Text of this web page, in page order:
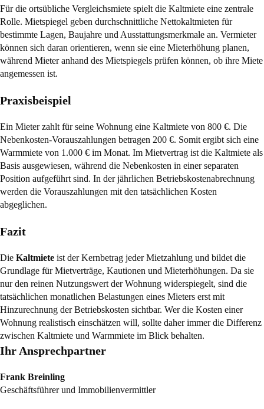
Für die ortsübliche Vergleichsmiete spielt die Kaltmiete eine zentrale
Rolle. Mietspiegel geben durchschnittliche Nettokaltmieten für
bestimmte Lagen, Baujahre und Ausstattungsmerkmale an. Vermieter
können sich daran orientieren, wenn sie eine Mieterhöhung planen,
während Mieter anhand des Mietspiegels prüfen können, ob ihre Miete
angemessen ist.
Praxisbeispiel
Ein Mieter zahlt für seine Wohnung eine Kaltmiete von 800 €. Die
Nebenkosten-Vorauszahlungen betragen 200 €. Somit ergibt sich eine
Warmmiete von 1.000 € im Monat. Im Mietvertrag ist die Kaltmiete als
Basis ausgewiesen, während die Nebenkosten in einer separaten
Position aufgeführt sind. In der jährlichen Betriebskostenabrechnung
werden die Vorauszahlungen mit den tatsächlichen Kosten
abgeglichen.
Fazit
Die Kaltmiete ist der Kernbetrag jeder Mietzahlung und bildet die
Grundlage für Mietverträge, Kautionen und Mieterhöhungen. Da sie
nur den reinen Nutzungswert der Wohnung widerspiegelt, sind die
tatsächlichen monatlichen Belastungen eines Mieters erst mit
Hinzurechnung der Betriebskosten sichtbar. Wer die Kosten einer
Wohnung realistisch einschätzen will, sollte daher immer die Differenz
zwischen Kaltmiete und Warmmiete im Blick behalten.
Ihr Ansprechpartner
Frank Breinling
Geschäftsführer und Immobilienvermittler